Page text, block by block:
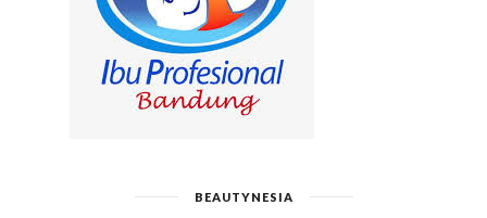
BEAUTYNESIA